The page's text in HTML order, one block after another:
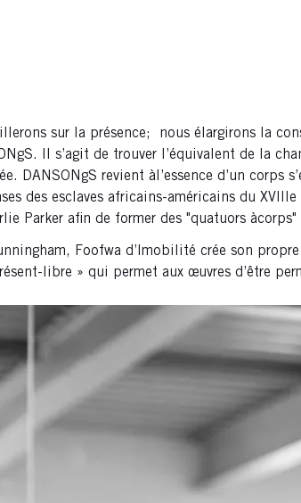
sur la présence; nous élargirons la
Il s’agit de trouver l’équivalent de la
DANSONgS revient àl’essence d’un
des esclaves africains-américains du
Parker afin de former des "quatuors
Foofwa d’Imobilité crée son
libre » qui permet aux œuvres d’être